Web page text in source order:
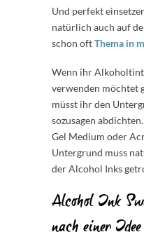
Und perfekt
natürlich auch auf
schon oftThema in
Wenn ihr
verwenden möchtet
müsst ihr den
sozusagen
Gel Medium oder
Untergrund muss
der Alcohol Inks
Alcohol Ink
nach einer